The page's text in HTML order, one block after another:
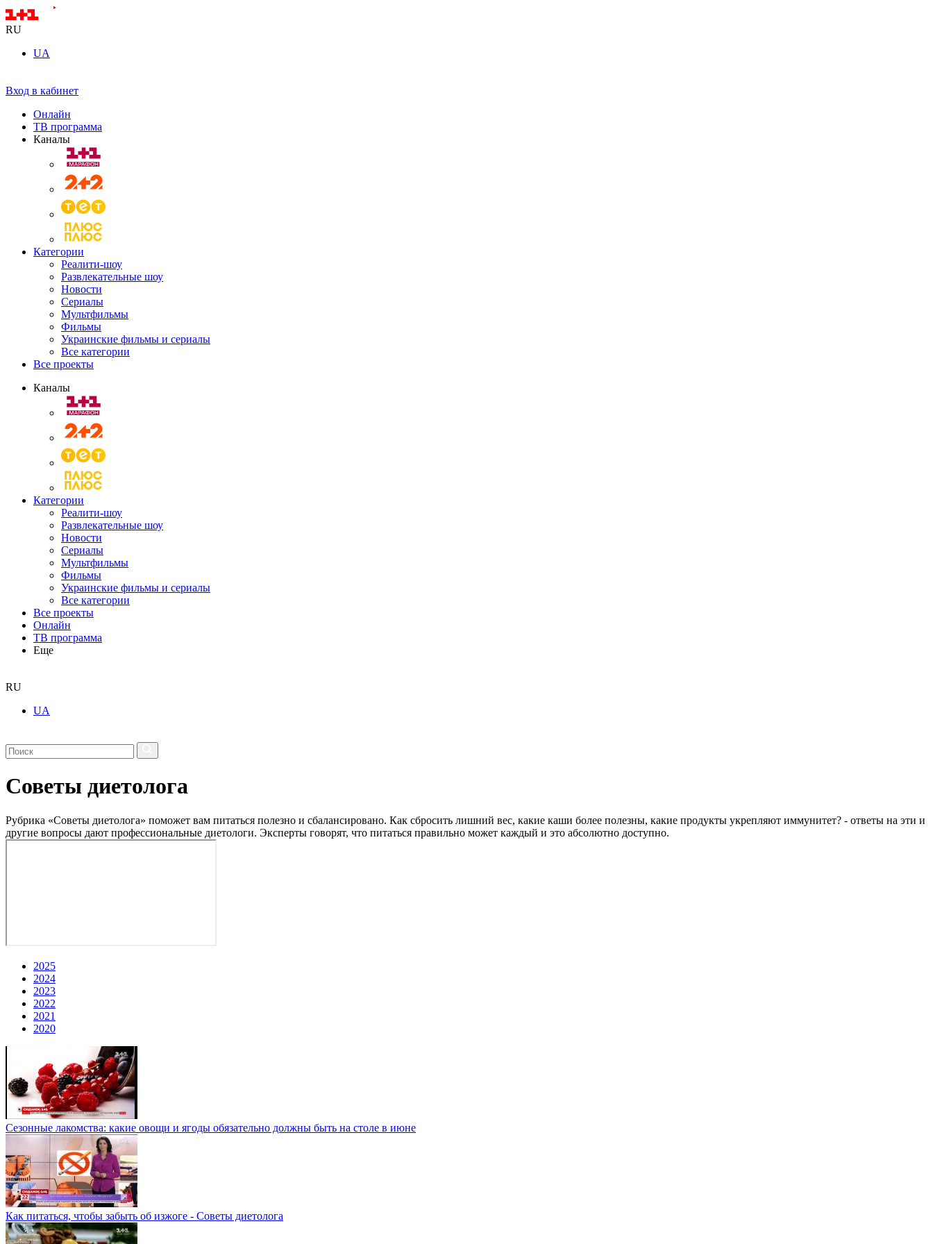
RU
UA
Вход в кабинет
Онлайн
ТВ программа
Каналы
Категории
Реалити-шоу
Развлекательные шоу
Новости
Сериалы
Мультфильмы
Фильмы
Украинские фильмы и сериалы
Все категории
Все проекты
Каналы
Категории
Реалити-шоу
Развлекательные шоу
Новости
Сериалы
Мультфильмы
Фильмы
Украинские фильмы и сериалы
Все категории
Все проекты
Онлайн
ТВ программа
Еще
RU
UA
Советы диетолога
Рубрика «Советы диетолога» поможет вам питаться полезно и сбалансировано. Как сбросить лишний вес, какие каши более полезны, какие продукты укрепляют иммунитет? - ответы на эти и
другие вопросы дают профессиональные диетологи. Эксперты говорят, что питаться правильно может каждый и это абсолютно доступно.
2025
2024
2023
2022
2021
2020
Сезонные лакомства: какие овощи и ягоды обязательно должны быть на столе в июне
Как питаться, чтобы забыть об изжоге - Советы диетолога